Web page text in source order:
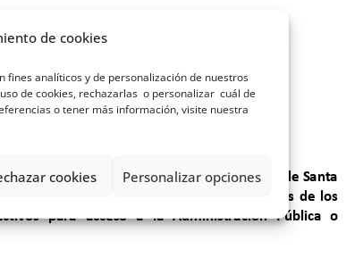
de cookies
fines analíticos y de personalización de nuestros
de cookies, rechazarlas o personalizar cuál de
o tener más información, visite nuestra
cookies Personalizar opciones